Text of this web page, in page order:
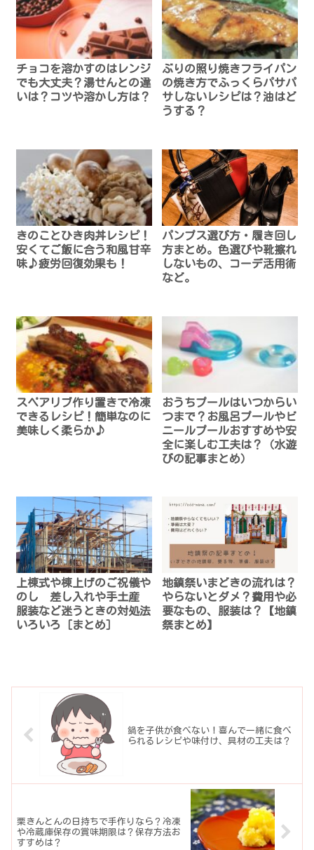
チョコを溶かすのはレンジ
でも大丈夫？湯せんとの違
いは？コツや溶かし方は？
ぶりの照り焼きフライパン
の焼き方でふっくらパサパ
サしないレシピは？油はど
うする？
きのことひき肉丼レシピ！
安くてご飯に合う和風甘辛
味♪疲労回復効果も！
パンプス選び方・履き回し
方まとめ。色選びや靴擦れ
しないもの、コーデ活用術
など。
スペアリブ作り置きで冷凍
できるレシピ！簡単なのに
美味しく柔らか♪
おうちプールはいつからい
つまで？お風呂プールやビ
ニールプールおすすめや安
全に楽しむ工夫は？（水遊
びの記事まとめ）
上棟式や棟上げのご祝儀や
のし 差し入れや手土産
服装など迷うときの対処法
いろいろ［まとめ］
地鎮祭いまどきの流れは？
やらないとダメ？費用や必
要なもの、服装は？【地鎮
祭まとめ】
鍋を子供が食べない！喜んで一緒に食べ
られるレシピや味付け、具材の工夫は？
栗きんとんの日持ちで手作りなら？冷凍
や冷蔵庫保存の賞味期限は？保存方法お
すすめは？